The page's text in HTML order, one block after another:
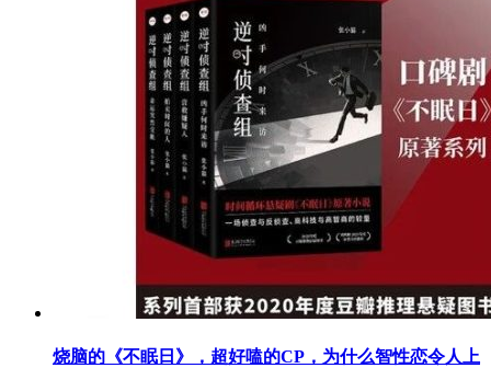
烧脑的《不眠日》，超好嗑的CP，为什么智性恋令人上